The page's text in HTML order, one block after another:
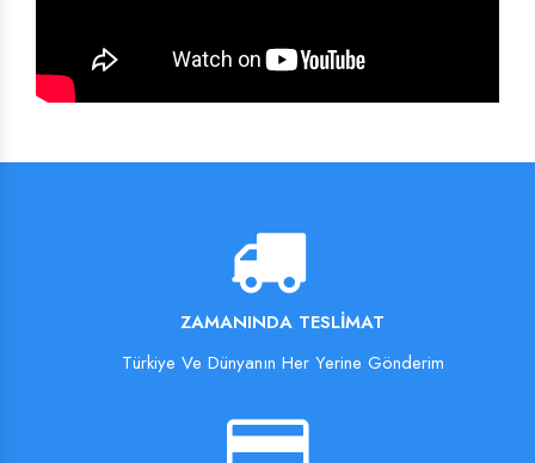
ZAMANINDA TESLIMAT
Türkiye Ve Dünyanın Her Yerine Gönderim